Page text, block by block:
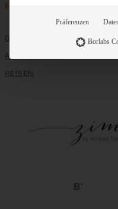
Entdecken
GRUNDLAGEN
ALLE REZEPTE
REISEN
Präferenzen
Borlabs